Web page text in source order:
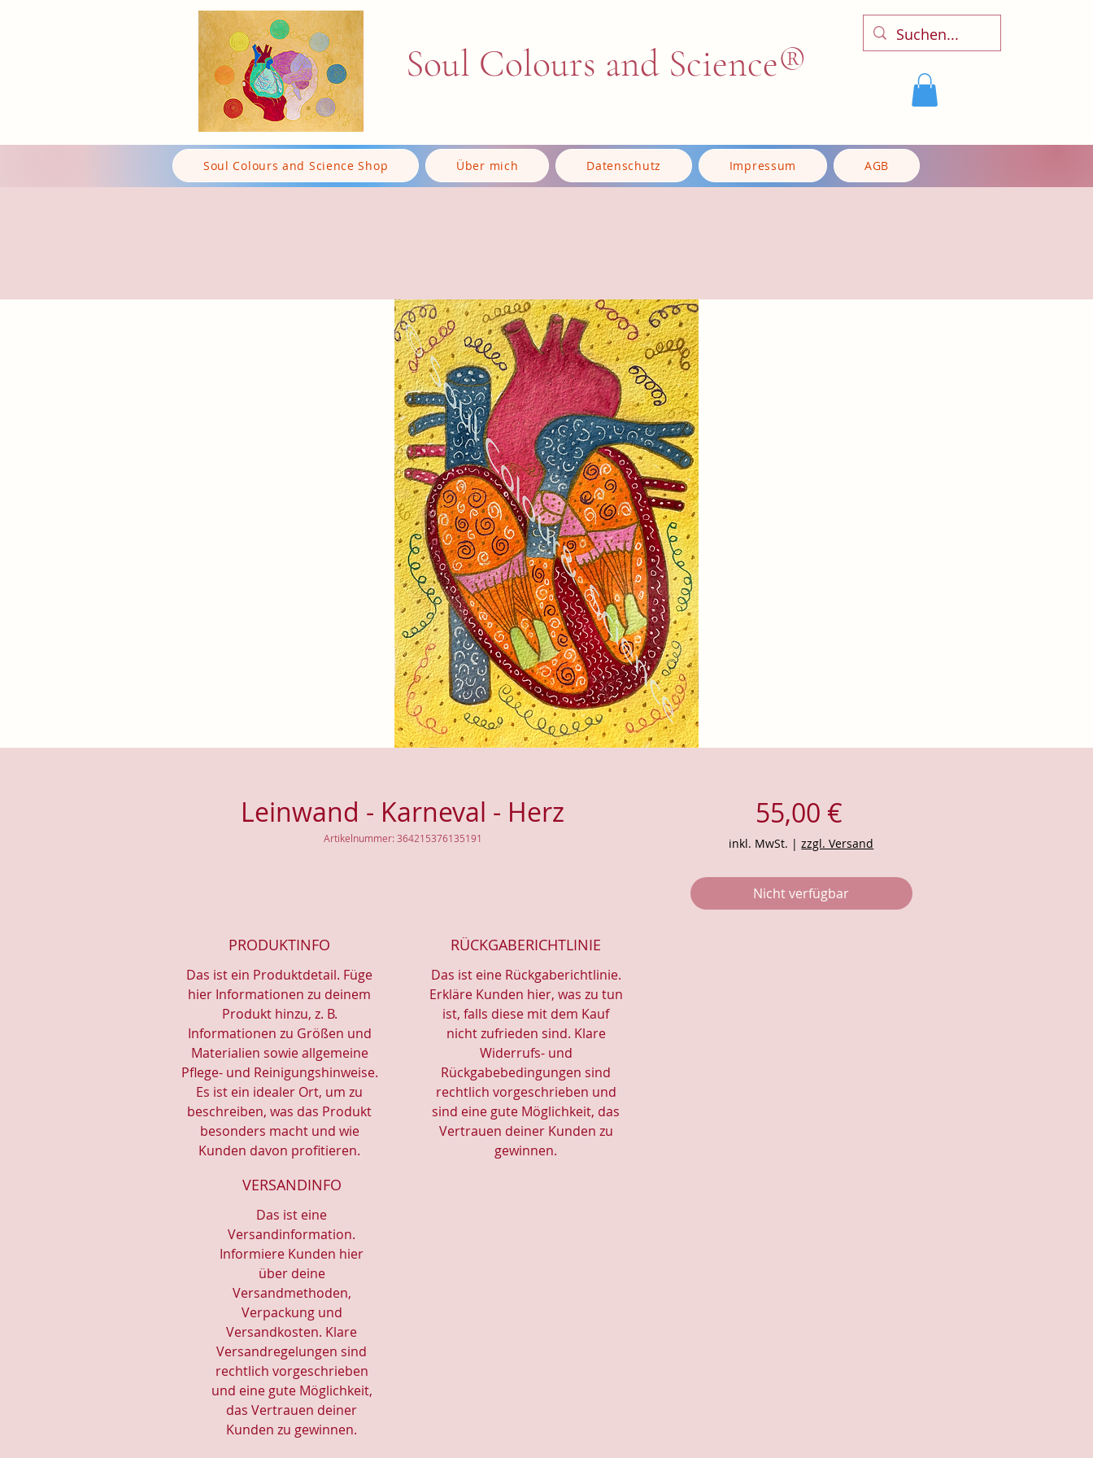
Soul Colours and Science®
Soul Colours and Science Shop Über mich Datenschutz Impressum AGB
Leinwand - Karneval - Herz
Artikelnummer: 364215376135191
PRODUKTINFO
Das ist ein Produktdetail. Füge
hier Informationen zu deinem
Produkt hinzu, z. B.
Informationen zu Größen und
Materialien sowie allgemeine
Pflege- und Reinigungshinweise.
Es ist ein idealer Ort, um zu
beschreiben, was das Produkt
besonders macht und wie
Kunden davon profitieren.
RÜCKGABERICHTLINIE
Das ist eine Rückgaberichtlinie.
Erkläre Kunden hier, was zu tun
ist, falls diese mit dem Kauf
nicht zufrieden sind. Klare
Widerrufs- und
Rückgabebedingungen sind
rechtlich vorgeschrieben und
sind eine gute Möglichkeit, das
Vertrauen deiner Kunden zu
gewinnen.
VERSANDINFO
Das ist eine
Versandinformation.
Informiere Kunden hier
über deine
Versandmethoden,
Verpackung und
Versandkosten. Klare
Versandregelungen sind
rechtlich vorgeschrieben
und eine gute Möglichkeit,
das Vertrauen deiner
Kunden zu gewinnen.
55,00 €
inkl. MwSt. |zzgl. Versand
Nicht verfügbar